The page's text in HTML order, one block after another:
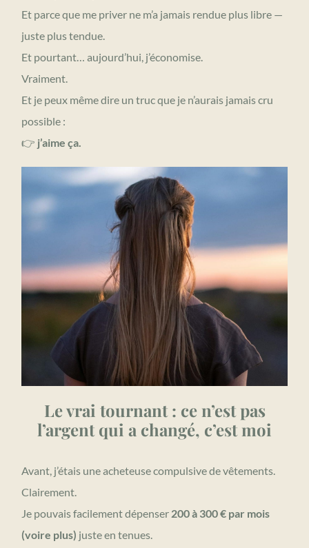
Et parce que me priver ne m’a jamais rendue plus libre —
juste plus tendue.
Et pourtant… aujourd’hui, j’économise.
Vraiment.
Et je peux même dire un truc que je n’aurais jamais cru
possible :
👉 j’aime ça.
Le vrai tournant : ce n’est pas
l’argent qui a changé, c’est moi
Avant, j’étais une acheteuse compulsive de vêtements.
Clairement.
Je pouvais facilement dépenser 200 à 300 € par mois
(voire plus) juste en tenues.